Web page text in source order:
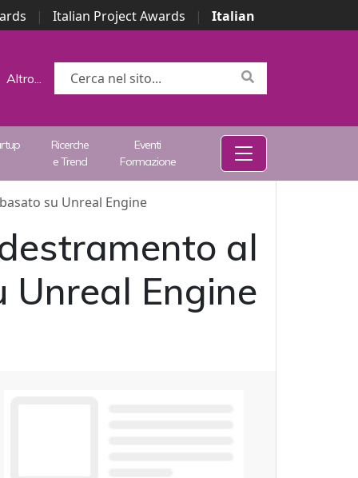
| Italian Project Awards |
Italian
Altro...
Ricerche
e Trend
Eventi
Formazione
su Unreal Engine
al
Engine